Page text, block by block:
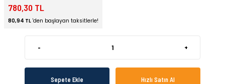
780,30 TL
80,94 TL 'den başlayan taksitlerle!
- +
Sepete Ekle Hızlı Satın Al